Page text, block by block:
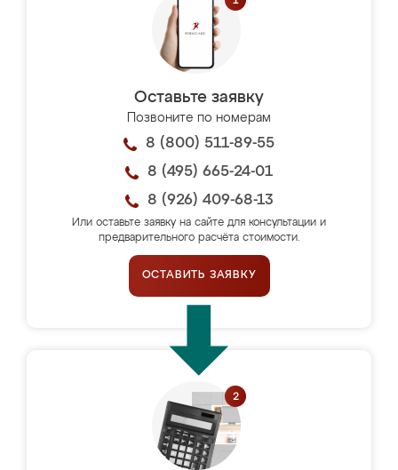
Оставьте заявку
Позвоните по номерам
8 (800) 511-89-55
8 (495) 665-24-01
8 (926) 409-68-13
Или оставьте заявку на сайте для консультации и
предварительного расчёта стоимости.
ОСТАВИТЬ ЗАЯВКУ